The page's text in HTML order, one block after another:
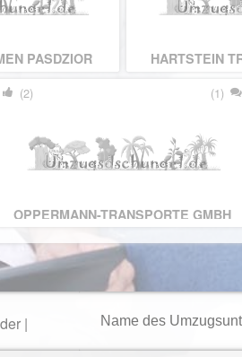
PASDZIOR HARTSTEIN
(2) (1)
OPPERMANN-TRANSPORTE GMBH
|